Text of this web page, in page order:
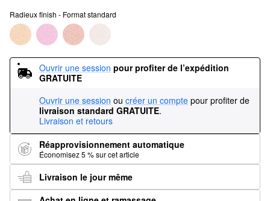
Radieux finish - Format standard
Ouvrir une session pour profiter de l’expédition
GRATUITE
Ouvrir une session ou créer un compte pour profiter de
livraison standard GRATUITE.
Livraison et retours
Réapprovisionnement automatique
Économisez 5 % sur cet article
Livraison le jour même